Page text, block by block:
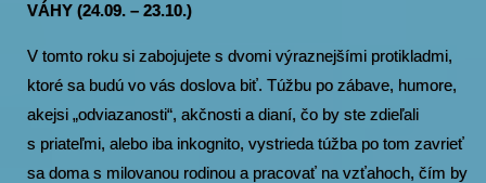
VÁHY (24.09. – 23.10.)
V tomto roku si zabojujete s dvomi výraznejšími protikladmi,
ktoré sa budú vo vás doslova biť. Túžbu po zábave, humore,
akejsi „odviazanosti“, akčnosti a dianí, čo by ste zdieľali
s priateľmi, alebo iba inkognito, vystrieda túžba po tom zavrieť
sa doma s milovanou rodinou a pracovať na vzťahoch, čím by